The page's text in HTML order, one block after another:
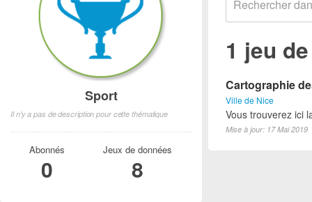
1 jeu
Cartographie
Ville de Nice
Vous trouverez ici
Mise à jour: 17 Mai 2019
Sport
Il n'y a pas de description pour cette thématique
Abonnés
0
Jeux de données
8